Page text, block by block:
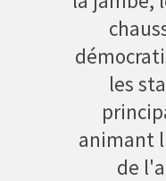
les
animant
de